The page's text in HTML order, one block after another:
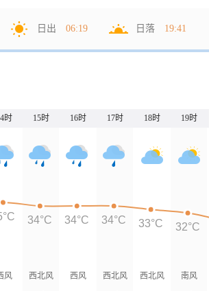
日出 06:19 日落 19:41
时 15时 16时 17时 18时 19时
风 西北风 西风 西北风 西北风 南风
34°C 34°C 34°C 33°C 32°C